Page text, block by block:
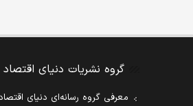
گروه نشریات دنیای اقتصاد
معرفی گروه رسانه‌ای دنیای